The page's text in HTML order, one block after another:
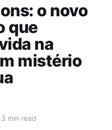
o novo
que
na
mistério
3 min read